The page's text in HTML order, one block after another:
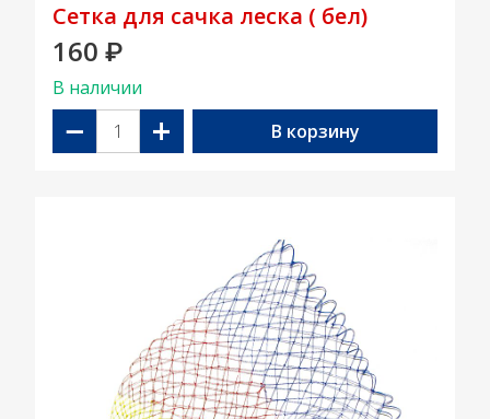
Сетка для сачка леска ( бел)
160 ₽
В наличии
− + В корзину